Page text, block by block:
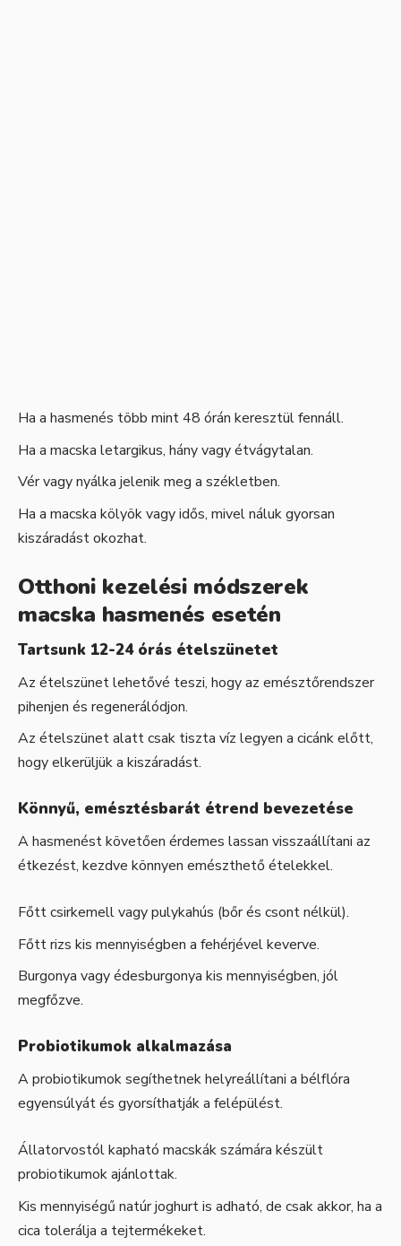
Ha a hasmenés több mint 48 órán keresztül fennáll.
Ha a macska letargikus, hány vagy étvágytalan.
Vér vagy nyálka jelenik meg a székletben.
Ha a macska kölyök vagy idős, mivel náluk gyorsan
kiszáradást okozhat.
Otthoni kezelési módszerek
macska hasmenés esetén
Tartsunk 12-24 órás ételszünetet
Az ételszünet lehetővé teszi, hogy az emésztőrendszer
pihenjen és regenerálódjon.
Az ételszünet alatt csak tiszta víz legyen a cicánk előtt,
hogy elkerüljük a kiszáradást.
Könnyű, emésztésbarát étrend bevezetése
A hasmenést követően érdemes lassan visszaállítani az
étkezést, kezdve könnyen emészthető ételekkel.
Főtt csirkemell vagy pulykahús (bőr és csont nélkül).
Főtt rizs kis mennyiségben a fehérjével keverve.
Burgonya vagy édesburgonya kis mennyiségben, jól
megfőzve.
Probiotikumok alkalmazása
A probiotikumok segíthetnek helyreállítani a bélflóra
egyensúlyát és gyorsíthatják a felépülést.
Állatorvostól kapható macskák számára készült
probiotikumok ajánlottak.
Kis mennyiségű natúr joghurt is adható, de csak akkor, ha a
cica tolerálja a tejtermékeket.